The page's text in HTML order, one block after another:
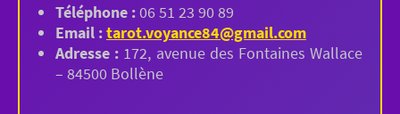
Téléphone :06 51 23 90 89
Email :tarot.voyance84@gmail.com
Adresse : 172, avenue des Fontaines Wallace
– 84500 Bollène